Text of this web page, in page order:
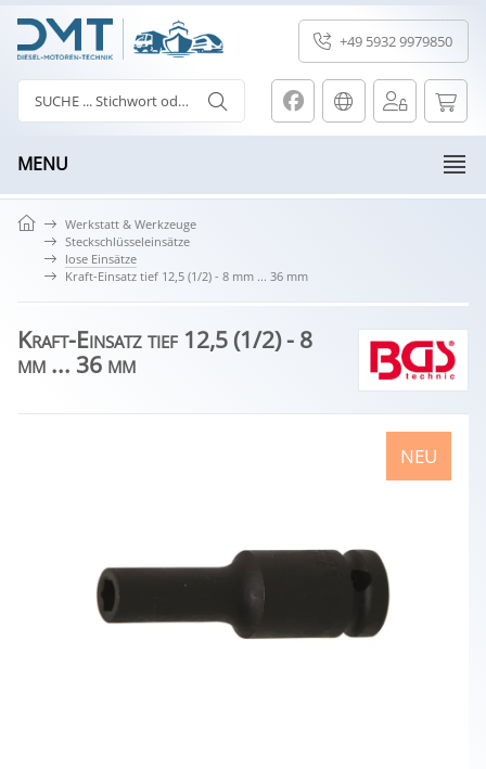
+49 5932 9979850
MENU
Werkstatt & Werkzeuge
Steckschlüsseleinsätze
lose Einsätze
Kraft-Einsatz tief 12,5 (1/2) - 8 mm ... 36 mm
Kraft-Einsatz tief 12,5 (1/2) - 8
mm ... 36 mm
NEU